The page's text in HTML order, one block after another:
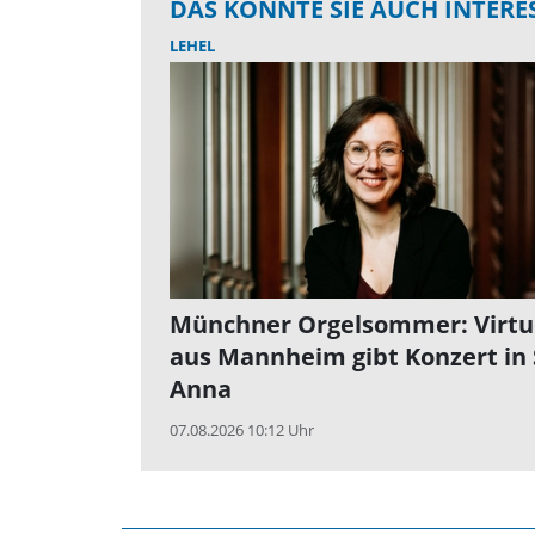
DAS KÖNNTE SIE AUCH
LEHEL
Münchner Orgelsommer:
aus Mannheim gibt Konzert in
Anna
07.08.2026 10:12 Uhr